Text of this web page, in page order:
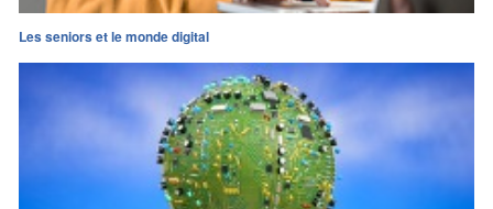
Les seniors et le monde digital